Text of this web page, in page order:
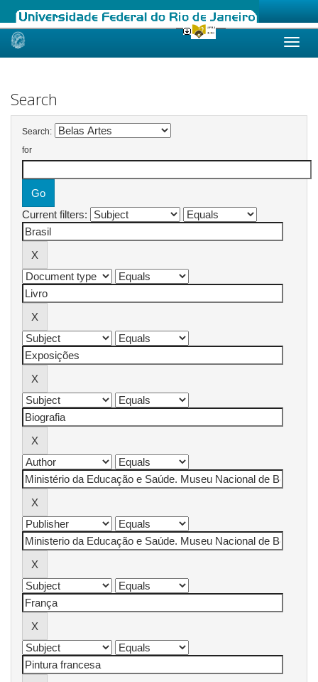
Skip
Search
Search:
for
Current filters: